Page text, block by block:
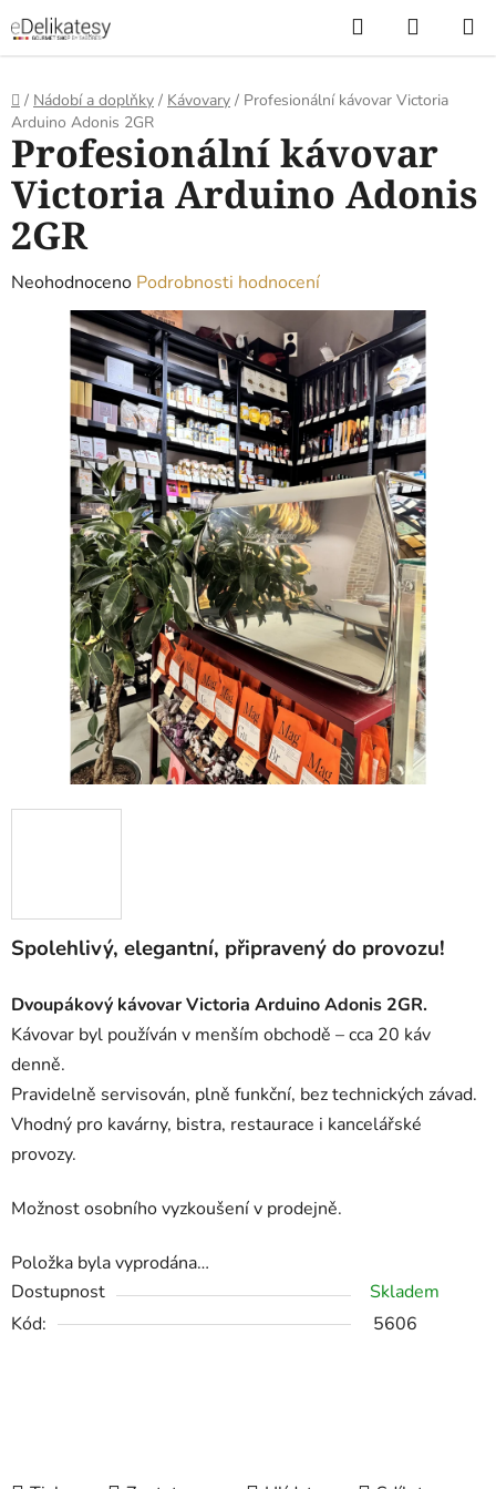
na
obsah
Hledat
KOŠÍK
Domů
/ Nádobí a doplňky / Kávovary / Profesionální kávovar Victoria
Arduino Adonis 2GR
Spolehlivý, elegantní, připravený do provozu!
Dvoupákový kávovarVictoria Arduino Adonis 2GR.
Kávovar byl používán v menším obchodě –cca 20 káv
denně.
Pravidelně servisován, plně funkční, bez technických závad.
Vhodný pro kavárny, bistra, restaurace i kancelářské
provozy.
Možnost osobního vyzkoušení v prodejně.
Položka byla vyprodána…
Dostupnost
Skladem
Kód:
5606
Profesionální kávovar
Victoria Arduino Adonis
2GR
Průměrné
hodnocení
produktu
hvězdiček.
Neohodnoceno Podrobnosti hodnocení